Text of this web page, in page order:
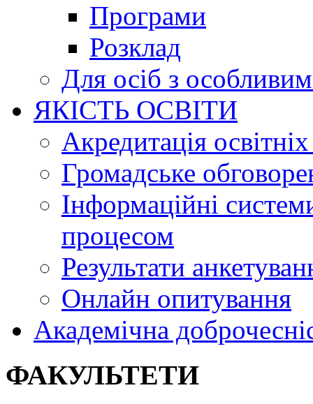
Програми
Розклад
Для осіб з
ЯКІСТЬ ОСВІТИ
Акредитація
Громадське
Інформаційні
процесом
Результати
Онлайн опитування
Академічна
ФАКУЛЬТЕТИ